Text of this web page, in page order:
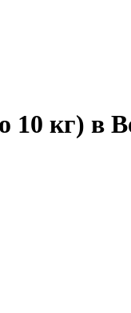
10 кг) в